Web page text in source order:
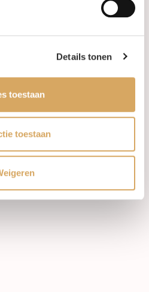
Details tonen
toestaan
toestaan